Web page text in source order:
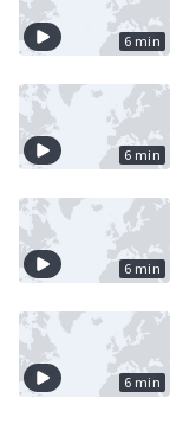
6 min
6 min
6 min
6 min